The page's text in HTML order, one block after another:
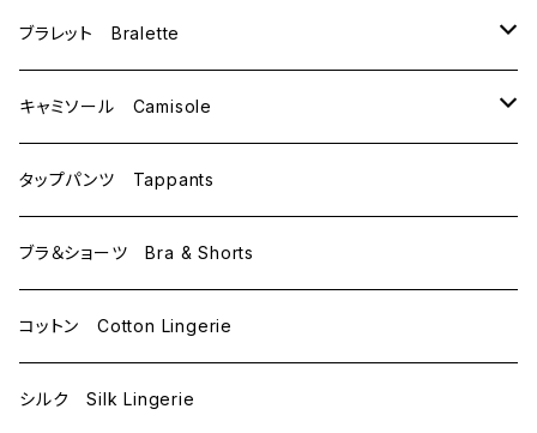
C65
C70
C75
D65
D70
E70
L
M
ブラレット Bralette
M
L
キャミソール Camisole
M
L
タップパンツ Tappants
ブラ＆ショーツ Bra & Shorts
コットン Cotton Lingerie
シルク Silk Lingerie